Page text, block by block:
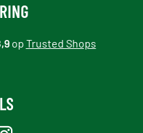
op Trusted Shops